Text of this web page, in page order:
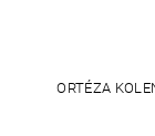
ORTÉZA